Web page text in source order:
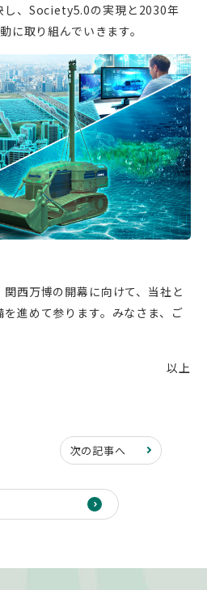
し、Society5.0の実現と2030年
に取り組んでいきます。
西万博の開幕に向けて、当社と
進めて参ります。みなさま、ご
以上
次の記事へ